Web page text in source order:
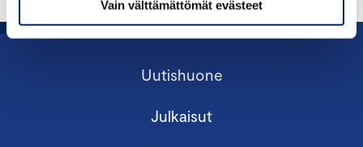
Vain välttämättömät evästeet
Uutishuone
Julkaisut